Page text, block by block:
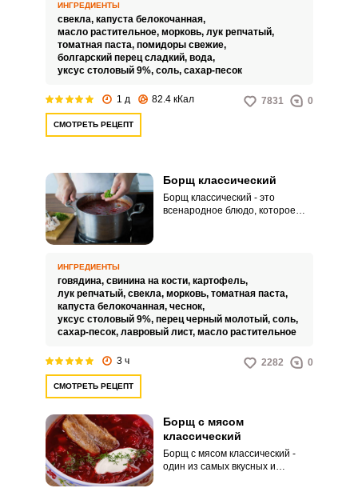
вкусный борщ с добавлением
белокочанной капусты, который
согреет зимними вечерами.
ИНГРЕДИЕНТЫ
свекла, капуста белокочанная,
масло растительное, морковь, лук репчатый,
томатная паста, помидоры свежие,
болгарский перец сладкий, вода,
уксус столовый 9%, соль, сахар-песок
1 д 82.4 кКал 7831 0
СМОТРЕТЬ РЕЦЕПТ
Борщ классический
Борщ классический - это
всенародное блюдо, которое
символ любящей жены, мамы и
успешной хозяйки.
ИНГРЕДИЕНТЫ
говядина, свинина на кости, картофель,
лук репчатый, свекла, морковь, томатная паста,
капуста белокочанная, чеснок,
уксус столовый 9%, перец черный молотый, соль,
сахар-песок, лавровый лист, масло растительное
3 ч 2282 0
СМОТРЕТЬ РЕЦЕПТ
Борщ с мясом
классический
Борщ с мясом классический -
один из самых вкусных и